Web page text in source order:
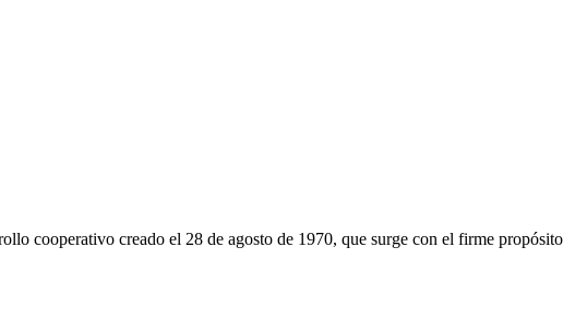
cooperativo creado el 28 de agosto de 1970, que surge con el firme propósito